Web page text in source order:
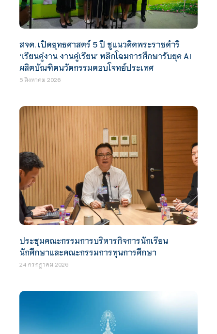
สจด. เปิดยุทธศาสตร์ 5 ปี ชูแนวคิดพระราชดำริ
‘เรียนคู่งาน งานคู่เรียน’ พลิกโฉมการศึกษารับยุค AI
ผลิตบัณฑิตนวัตกรรมตอบโจทย์ประเทศ
5 สิงหาคม 2026
ประชุมคณะกรรมการบริหารกิจการนักเรียน
นักศึกษาและคณะกรรมการทุนการศึกษา
24 กรกฎาคม 2026